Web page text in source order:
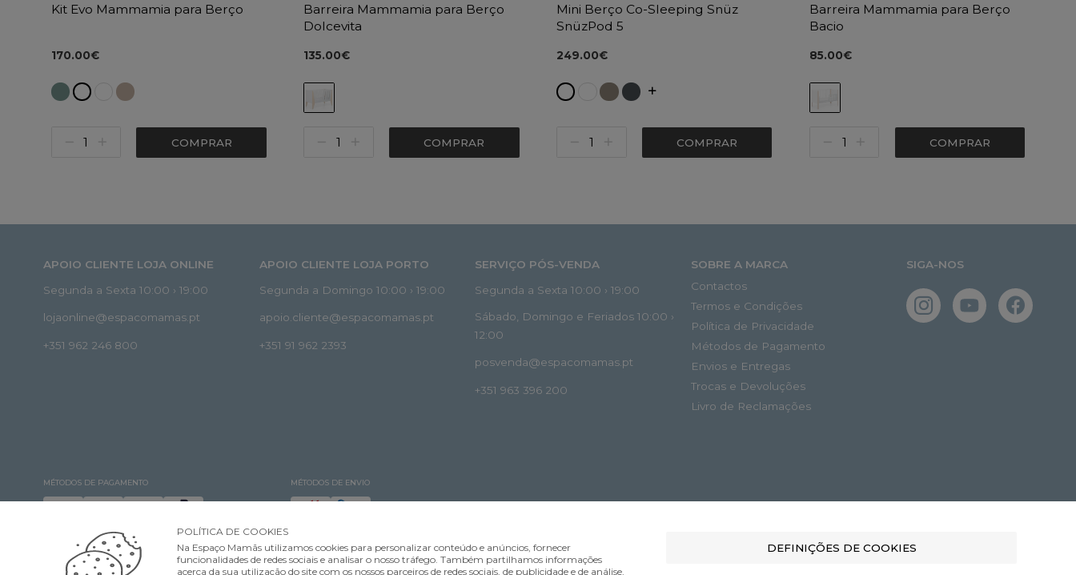
Kit Evo Mammamia para Berço
170.00€
COMPRAR
Barreira Mammamia para Berço
Dolcevita
135.00€
COMPRAR
Mini Berço Co-Sleeping Snüz
SnüzPod 5
249.00€
COMPRAR
Barreira Mammamia para Berço
Bacio
85.00€
COMPRAR
APOIO CLIENTE LOJA ONLINE
Segunda a Sexta 10:00 › 19:00
lojaonline@espacomamas.pt
+351 962 246 800
APOIO CLIENTE LOJA PORTO
Segunda a Domingo 10:00 › 19:00
apoio.cliente@espacomamas.pt
+351 91 962 2393
SERVIÇO PÓS-VENDA
Segunda a Sexta 10:00 › 19:00
Sábado, Domingo e Feriados 10:00 ›
12:00
posvenda@espacomamas.pt
+351 963 396 200
SOBRE A MARCA
Contactos
Termos e Condições
Política de Privacidade
Métodos de Pagamento
Envios e Entregas
Trocas e Devoluções
Livro de Reclamações
SIGA-NOS
MÉTODOS DE PAGAMENTO MÉTODOS DE ENVIO
POLÍTICA DE COOKIES
Na Espaço Mamãs utilizamos cookies para personalizar conteúdo e anúncios, fornecer
funcionalidades de redes sociais e analisar o nosso tráfego. Também partilhamos informações
acerca da sua utilização do site com os nossos parceiros de redes sociais, de publicidade e de análise,
DEFINIÇÕES DE COOKIES